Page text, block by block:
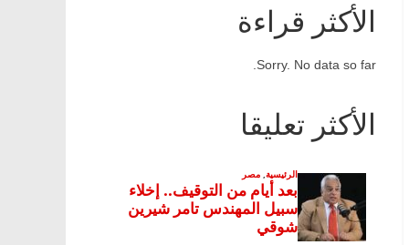
الأكثر قراءة
Sorry. No data so far.
الأكثر تعليقا